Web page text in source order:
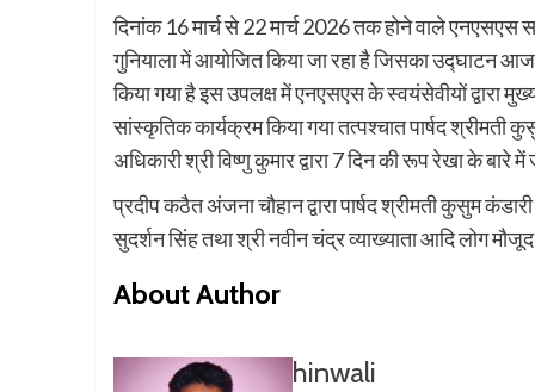
दिनांक 16 मार्च से 22 मार्च 2026 तक होने वाले एनएसएस
गुनियाला में आयोजित किया जा रहा है जिसका उद्घाटन आज
किया गया है इस उपलक्ष में एनएसएस के स्वयंसेवीयों द्वारा
सांस्कृतिक कार्यक्रम किया गया तत्पश्चात पार्षद श्रीमती
अधिकारी श्री विष्णु कुमार द्वारा 7 दिन की रूप रेखा के बारे में
प्रदीप कठैत अंजना चौहान द्वारा पार्षद श्रीमती कुसुम
सुदर्शन सिंह तथा श्री नवीन चंद्र व्याख्याता आदि लोग
About Author
hinwali